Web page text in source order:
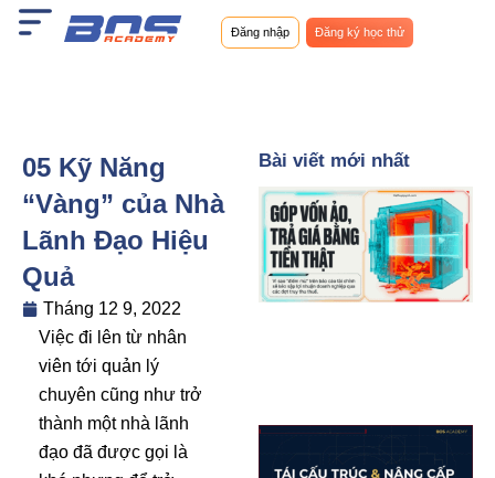
Nhảy
tới
Đăng nhập Đăng ký học thử
05 Kỹ Năng
“Vàng” của Nhà
Lãnh Đạo Hiệu
Quả
Tháng 12 9, 2022
Việc đi lên từ nhân
viên tới quản lý
chuyên cũng như trở
thành một nhà lãnh
đạo đã được gọi là
Bài viết mới nhất